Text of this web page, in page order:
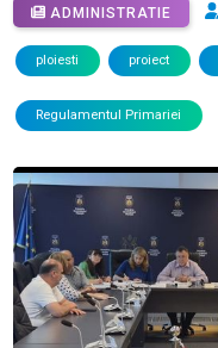
ADMINISTRATIE
ploiesti proiect
Regulamentul Primariei